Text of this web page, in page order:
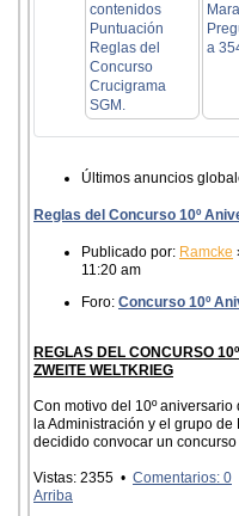
contenidos
Puntuación
Reglas del
Concurso
Crucigrama
SGM.
a
Últimos anuncios
Reglas del Concurso 10º
Publicado por: Ramcke
11:20 am
Foro: Concurso 10º
REGLAS DEL CONCURSO
ZWEITE WELTKRIEG
Con motivo del 10º
la Administración y el grupo
decidido convocar un
Vistas: 2355 • Comentarios: 0
Arriba